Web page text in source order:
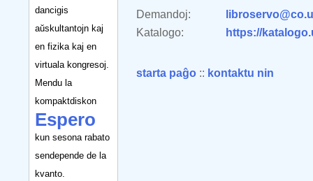
dancigis
aŭskultantojn kaj
en fizika kaj en
virtuala kongresoj.
Mendu la
kompaktdiskon
Espero
kun sesona rabato
sendepende de la
kvanto.
Demandoj:
Katalogo:
https://
starta paĝo :: kontaktu nin